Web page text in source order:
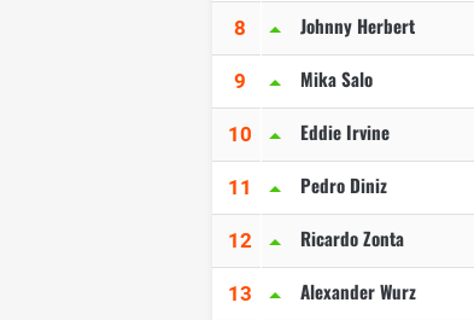
8 Johnny Herbert
9 Mika Salo
10 Eddie Irvine
11 Pedro Diniz
12 Ricardo Zonta
13 Alexander Wurz